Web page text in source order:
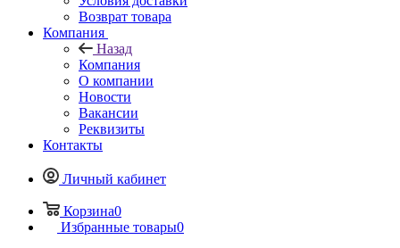
Возврат товара
Компания
Назад
Компания
О компании
Новости
Вакансии
Реквизиты
Контакты
Личный кабинет
Корзина0
Избранные товары0